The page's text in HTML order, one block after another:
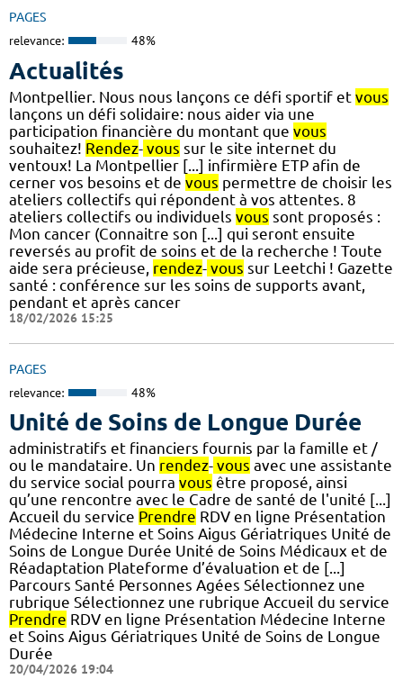
PAGES
relevance: 48%
Actualités
Montpellier. Nous nous lançons ce défi sportif et vous
lançons un défi solidaire: nous aider via une
participation financière du montant que vous
souhaitez! Rendez- vous sur le site internet du
ventoux! La Montpellier [...] infirmière ETP afin de
cerner vos besoins et de vous permettre de choisir les
ateliers collectifs qui répondent à vos attentes. 8
ateliers collectifs ou individuels vous sont proposés :
Mon cancer (Connaitre son [...] qui seront ensuite
reversés au profit de soins et de la recherche ! Toute
aide sera précieuse, rendez- vous sur Leetchi ! Gazette
santé : conférence sur les soins de supports avant,
pendant et après cancer
18/02/2026 15:25
PAGES
relevance: 48%
Unité de Soins de Longue Durée
administratifs et financiers fournis par la famille et /
ou le mandataire. Un rendez- vous avec une assistante
du service social pourra vous être proposé, ainsi
qu’une rencontre avec le Cadre de santé de l'unité [...]
Accueil du service Prendre RDV en ligne Présentation
Médecine Interne et Soins Aigus Gériatriques Unité de
Soins de Longue Durée Unité de Soins Médicaux et de
Réadaptation Plateforme d’évaluation et de [...]
Parcours Santé Personnes Agées Sélectionnez une
rubrique Sélectionnez une rubrique Accueil du service
Prendre RDV en ligne Présentation Médecine Interne
et Soins Aigus Gériatriques Unité de Soins de Longue
Durée
20/04/2026 19:04